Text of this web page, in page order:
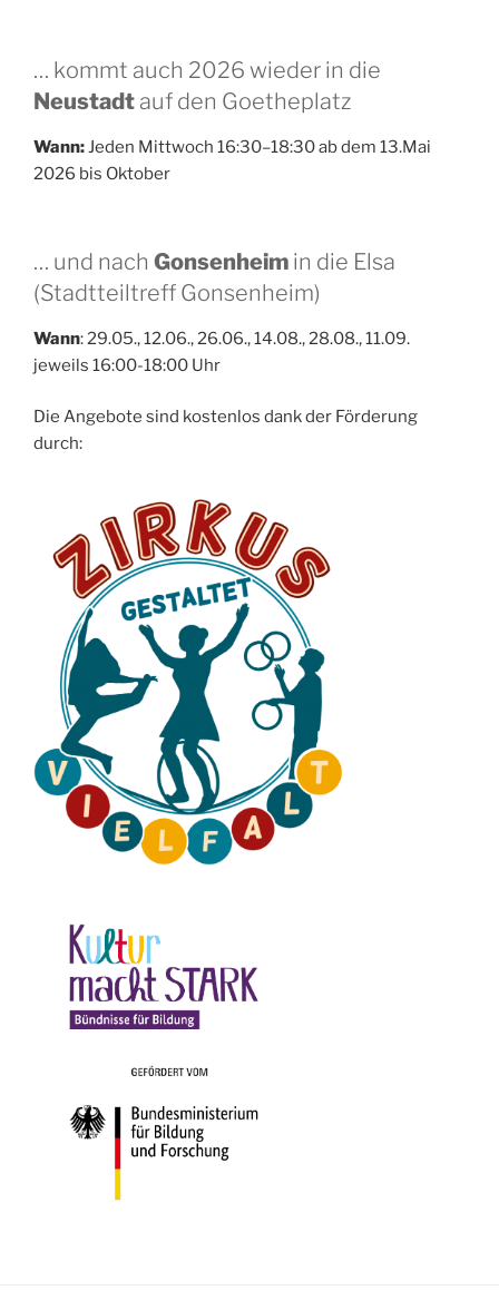
… kommt auch 2026 wieder in die
Neustadt auf den Goetheplatz
Wann:Jeden Mittwoch 16:30–18:30 ab dem 13.Mai
2026 bis Oktober
… und nach Gonsenheim in die Elsa
(Stadtteiltreff Gonsenheim)
Wann: 29.05., 12.06., 26.06., 14.08., 28.08., 11.09.
jeweils 16:00-18:00 Uhr
Die Angebote sind kostenlos dank der Förderung
durch: